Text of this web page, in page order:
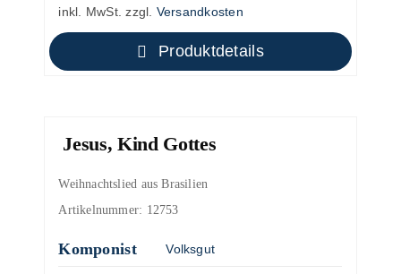
inkl. MwSt. zzgl. Versandkosten
Produktdetails
Jesus, Kind Gottes
Weihnachtslied aus Brasilien
Artikelnummer: 12753
Komponist Volksgut